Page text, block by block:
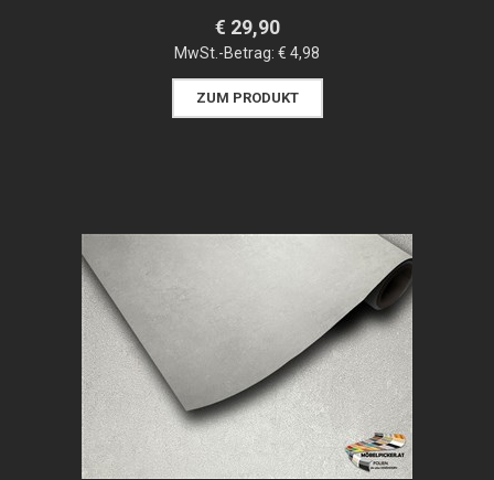
€ 29,90
MwSt.-Betrag: € 4,98
ZUM PRODUKT